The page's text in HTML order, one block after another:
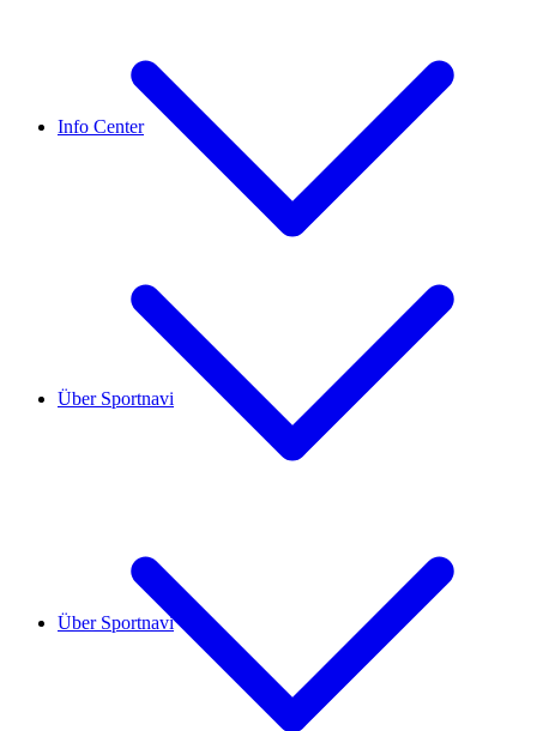
Über Sportnavi
Info Center
Über Sportnavi